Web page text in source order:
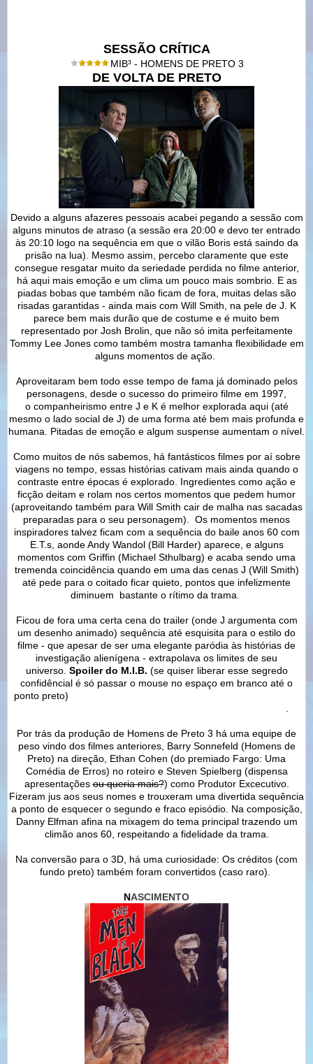
SESSÃO CRÍTICA
MIB³ - HOMENS DE PRETO 3
DE VOLTA DE PRETO
Devido a alguns afazeres pessoais acabei pegando a sessão com
alguns minutos de atraso (a sessão era 20:00 e devo ter entrado
às 20:10 logo na sequência em que o vilão Boris está saindo da
prisão na lua). Mesmo assim, percebo claramente que este
consegue resgatar muito da seriedade perdida no filme anterior,
há aqui mais emoção e um clima um pouco mais sombrio. E as
piadas bobas que também não ficam de fora, muitas delas são
risadas garantidas - ainda mais com Will Smith, na pele de J. K
parece bem mais durão que de costume e é muito bem
representado por Josh Brolin, que não só imita perfeitamente
Tommy Lee Jones como também mostra tamanha flexibilidade em
alguns momentos de ação.
Aproveitaram bem todo esse tempo de fama já dominado pelos
personagens, desde o sucesso do primeiro filme em 1997,
o companheirismo entre J e K é melhor explorada aqui (até
mesmo o lado social de J) de uma forma até bem mais profunda e
humana. Pitadas de emoção e algum suspense aumentam o nível.
Como muitos de nós sabemos, há fantásticos filmes por aí sobre
viagens no tempo, essas histórias cativam mais ainda quando o
contraste entre épocas é explorado. Ingredientes como ação e
ficção deitam e rolam nos certos momentos que pedem humor
(aproveitando também para Will Smith cair de malha nas sacadas
preparadas para o seu personagem). Os momentos menos
inspiradores talvez ficam com a sequência do baile anos 60 com
E.T.s, aonde Andy Wandol (Bill Harder) aparece, e alguns
momentos com Griffin (Michael Sthulbarg) e acaba sendo uma
tremenda coincidência quando em uma das cenas J (Will Smith)
até pede para o coitado ficar quieto, pontos que infelizmente
diminuem bastante o rítimo da trama.
Ficou de fora uma certa cena do trailer (onde J argumenta com
um desenho animado) sequência até esquisita para o estilo do
filme - que apesar de ser uma elegante paródia às histórias de
investigação alienígena - extrapolava os limites de seu
universo. Spoiler do M.I.B. (se quiser liberar esse segredo
confidêncial é só passar o mouse no espaço em branco até o
ponto preto)
Por trás da produção de Homens de Preto 3 há uma equipe de
peso vindo dos filmes anteriores, Barry Sonnefeld (Homens de
Preto) na direção, Ethan Cohen (do premiado Fargo: Uma
Comédia de Erros) no roteiro e Steven Spielberg (dispensa
apresentaçõesou queria mais?) como Produtor Excecutivo.
Fizeram jus aos seus nomes e trouxeram uma divertida sequência
a ponto de esquecer o segundo e fraco episódio. Na composição,
Danny Elfman afina na mixagem do tema principal trazendo um
climão anos 60, respeitando a fidelidade da trama.
Na conversão para o 3D, há uma curiosidade: Os créditos (com
fundo preto) também foram convertidos (caso raro).
NASCIMENTO